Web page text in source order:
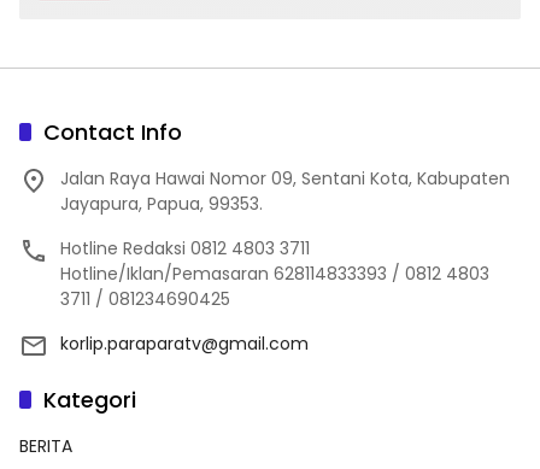
Contact Info
Jalan Raya Hawai Nomor 09, Sentani Kota, Kabupaten
Jayapura, Papua, 99353.
Hotline Redaksi 0812 4803 3711
Hotline/Iklan/Pemasaran 628114833393 / 0812 4803
3711 / 081234690425
korlip.paraparatv@gmail.com
Kategori
BERITA